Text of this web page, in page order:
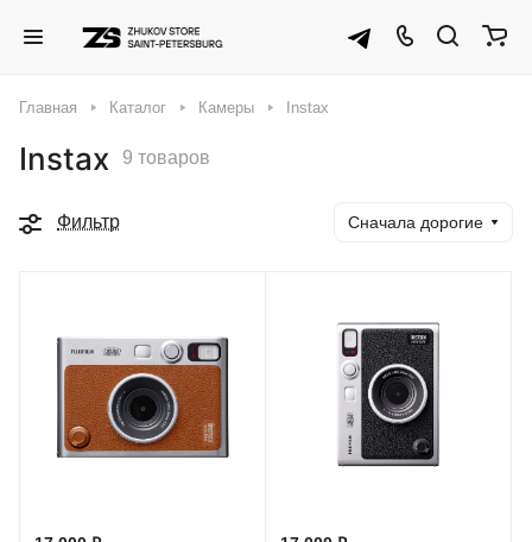
Главная Каталог Камеры Instax
Instax 9 товаров
Фильтр Сначала дорогие